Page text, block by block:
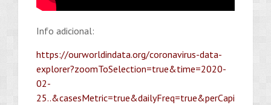
Info adicional:
https://ourworldindata.org/coronavirus-data-
explorer?zoomToSelection=true&time=2020-
02-
25..&casesMetric=true&dailyFreq=true&perCapi